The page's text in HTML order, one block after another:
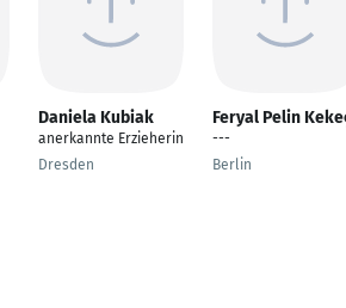
Daniela Kubiak
anerkannte Erzieherin
Dresden
Feryal Pelin
---
Berlin